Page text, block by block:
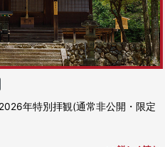
年特別拝観(通常非公開・限定